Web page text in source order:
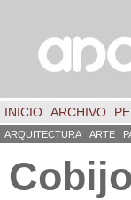
INICIO ARCHIVO
ARQUITECTURA ARTE